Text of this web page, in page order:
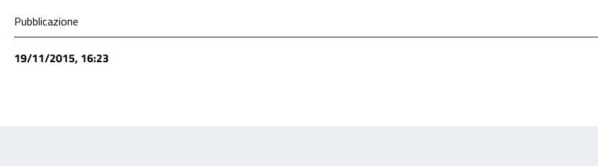
Condivisione social
Pubblicazione
19/11/2015, 16:23